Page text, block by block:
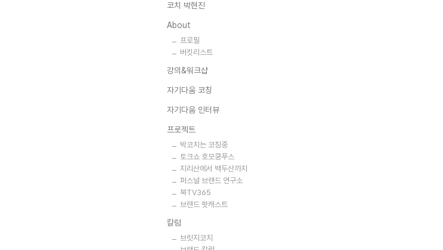
코치 박현진
About
프로필
버킷리스트
강의&워크샵
자기다움 코칭
자기다움 인터뷰
프로젝트
박코치는 코칭중
토크쇼 호모쿵푸스
지리산에서 백두산까지
퍼스널 브랜드 연구소
북TV365
브랜드 팟캐스트
칼럼
브릿지코치